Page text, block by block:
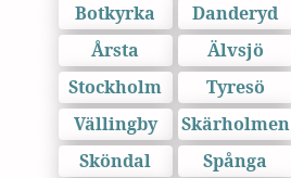
Botkyrka
Danderyd
Årsta
Älvsjö
Stockholm
Tyresö
Vällingby
Skärholmen
Sköndal
Spånga